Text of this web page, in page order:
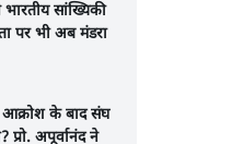
सांख्यिकी
पर भी अब मंडरा
के बाद संघ
प्रो. अपूर्वानंद ने